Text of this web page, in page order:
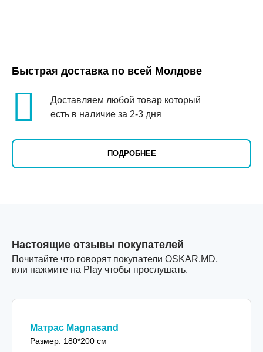
Быстрая доставка по всей Молдове
Доставляем любой товар который
есть в наличие за 2-3 дня
ПОДРОБНЕЕ
Настоящие отзывы покупателей
Почитайте что говорят покупатели OSKAR.MD,
или нажмите на Play чтобы прослушать.
Матрас Magnasand
Размер: 180*200 см